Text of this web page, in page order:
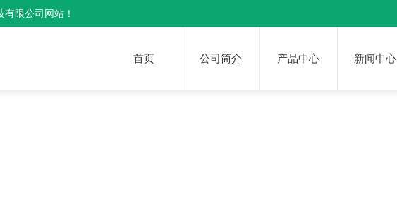
限公司网站！
首页 公司简介 产品中心 新闻中心